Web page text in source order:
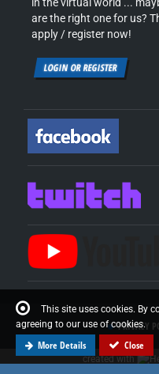
are the right one for us?
apply / register now!
LOGIN OR REGISTER
PRIVACY
created with
This site uses cookies. By
agreeing to our use of cookies.
More Details Close